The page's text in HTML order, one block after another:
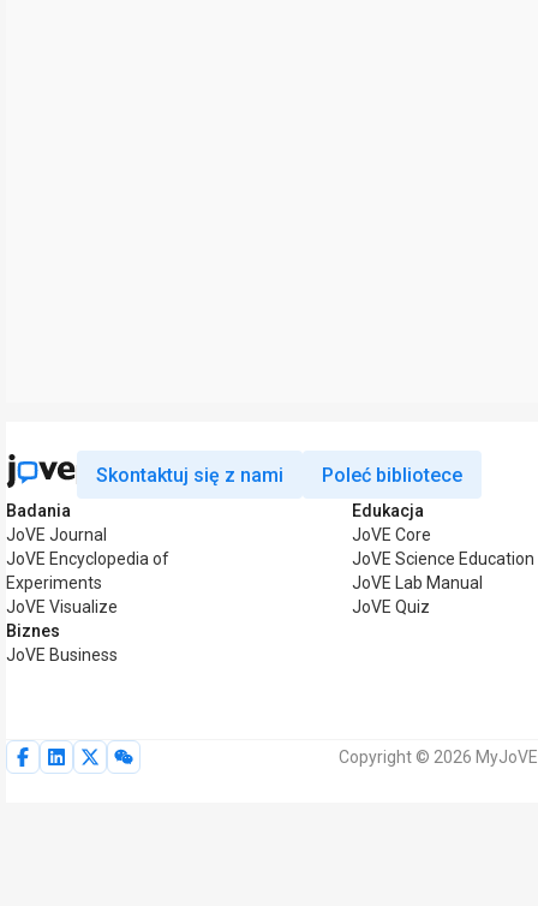
Skontaktuj się z nami Poleć bibliotece
Badania
JoVE Journal
JoVE Encyclopedia of
Experiments
JoVE Visualize
Biznes
JoVE Business
Edukacja
JoVE Core
JoVE Science Education
JoVE Lab Manual
JoVE Quiz
Copyright © 2026